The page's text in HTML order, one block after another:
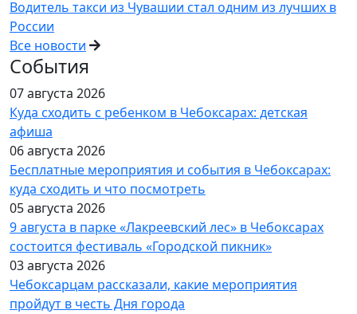
Водитель такси из Чувашии стал одним из лучших в
России
Все новости
События
07 августа 2026
Куда сходить с ребенком в Чебоксарах: детская
афиша
06 августа 2026
Бесплатные мероприятия и события в Чебоксарах:
куда сходить и что посмотреть
05 августа 2026
9 августа в парке «Лакреевский лес» в Чебоксарах
состоится фестиваль «Городской пикник»
03 августа 2026
Чебоксарцам рассказали, какие мероприятия
пройдут в честь Дня города